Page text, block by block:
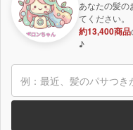
あなたの髪の
てください。
約13,400商品
♪